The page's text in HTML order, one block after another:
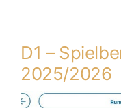
D1 –
2025/2026